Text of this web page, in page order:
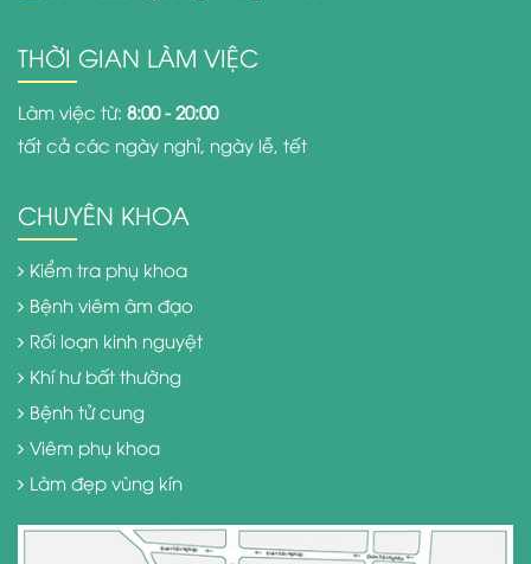
THỜI GIAN LÀM VIỆC
Làm việc từ: 8:00 - 20:00
tất cả các ngày nghỉ, ngày lễ, tết
CHUYÊN KHOA
Kiểm tra phụ khoa
Bệnh viêm âm đạo
Rối loạn kinh nguyệt
Khí hư bất thường
Bệnh tử cung
Viêm phụ khoa
Làm đẹp vùng kín